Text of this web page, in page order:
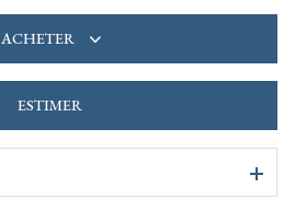
ACHETER
ESTIMER